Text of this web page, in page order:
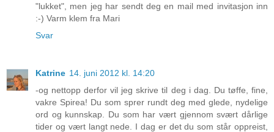
"lukket", men jeg har sendt deg en mail med invitasjon inn
:-) Varm klem fra Mari
Svar
Katrine 14. juni 2012 kl. 14:20
-og nettopp derfor vil jeg skrive til deg i dag. Du tøffe, fine,
vakre Spirea! Du som sprer rundt deg med glede, nydelige
ord og kunnskap. Du som har vært gjennom svært dårlige
tider og vært langt nede. I dag er det du som står oppreist,